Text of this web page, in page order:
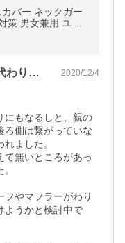
バー ネックガー
策 男女兼用 ユニ
UVケア 紫外線
温かい生地で首回りをマフラー代わりにも… 2020/12/4
にもなるしと、親の
ろ側は繋がっていな
ました。
て無いところがあっ
やマフラーがわり
ようかと検討中で